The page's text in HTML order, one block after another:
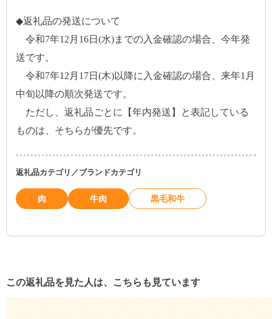
◆返礼品の発送について
令和7年12月16日(水)までの入金確認の場合、今年発
送です。
令和7年12月17日(木)以降に入金確認の場合、来年1月
中旬以降の順次発送です。
ただし、返礼品ごとに【年内発送】と表記している
ものは、そちらが優先です。
返礼品カテゴリ／ブランドカテゴリ
肉 牛肉 黒毛和牛
この返礼品を見た人は、こちらも見ています